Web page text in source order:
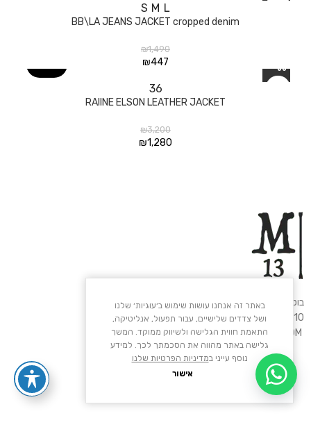
L
M
S
BB\LA JEANS JACKET cropped denim
₪1,490
₪447
36
RAIINE ELSON LEATHER JACKET
₪3,200
₪1,280
בוטיק M13 – ה׳ באייר 46, ת״א.
03-6480910
באתר זה אנחנו עושות שימוש ב׳עוגיות׳ שלנו
ושל צדדים שלישיים, עבור תפעול, אנליטיקה,
התאמת חווית הגלישה ולשיווק ממוקד. המשך
גלישה באתר מהווה את הסכמתך לכך. למידע
נוסף עייני במדיניות הפרטיות שלנו
אישור